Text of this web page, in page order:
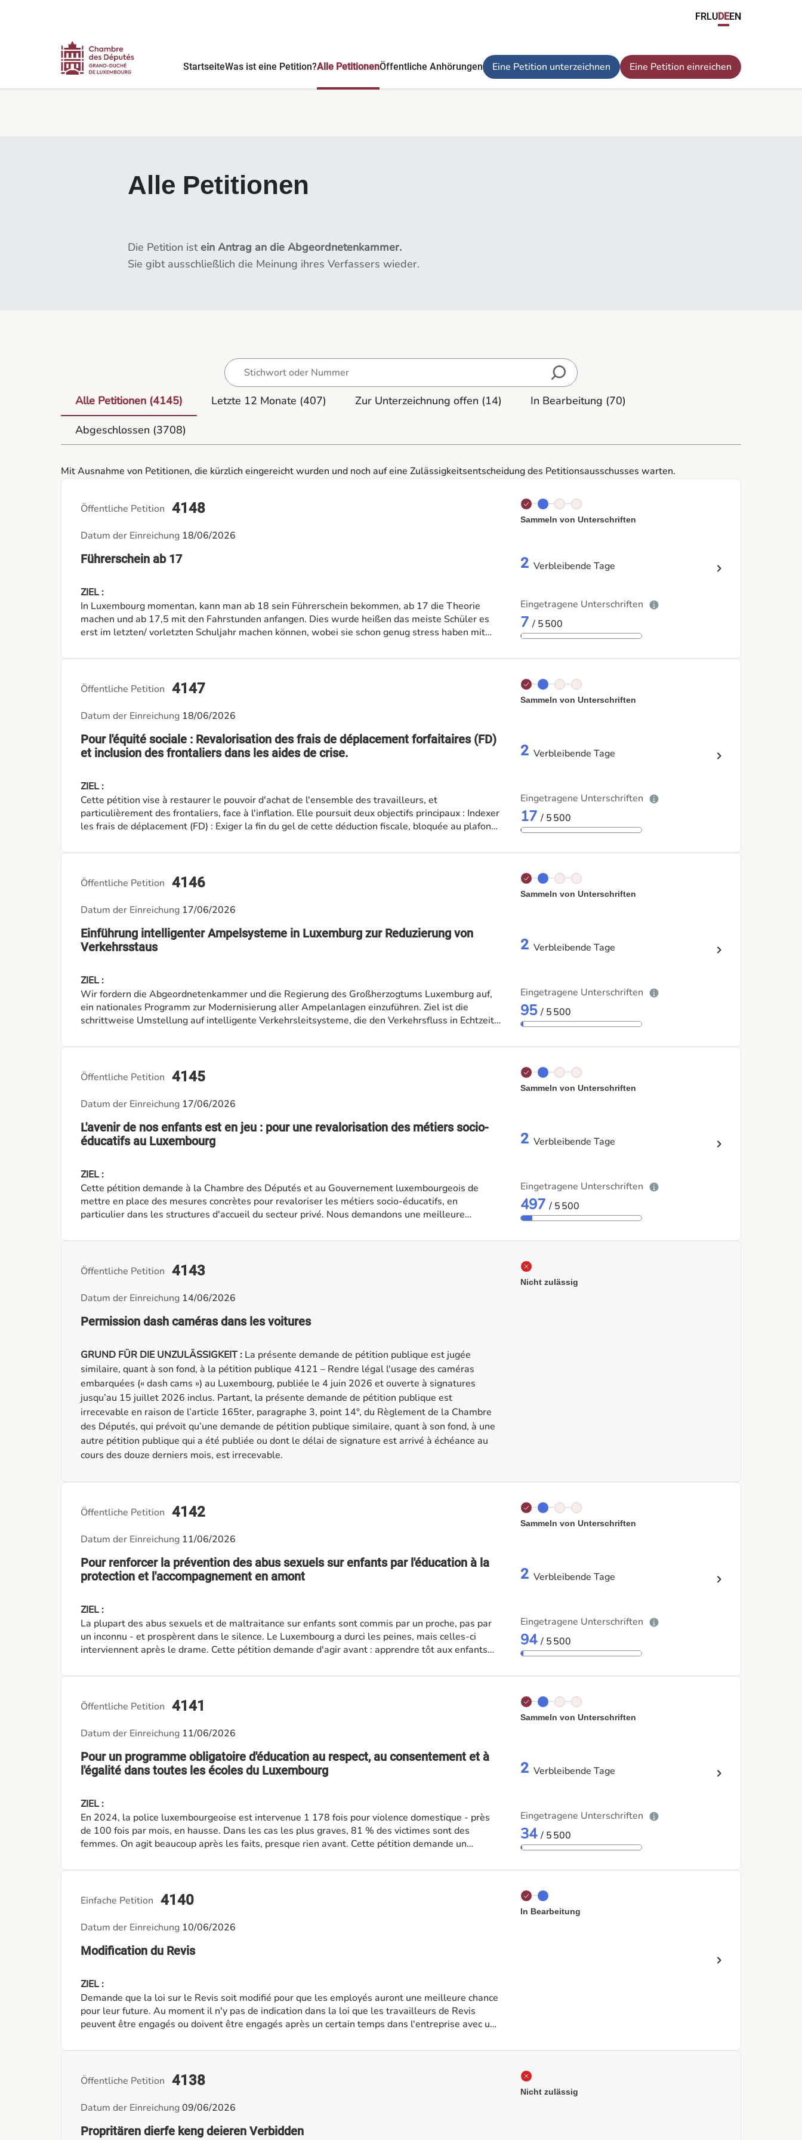
FRLUDEEN
StartseiteWas ist eine Petition?Alle PetitionenÖffentliche Anhörungen Eine Petition unterzeichnen Eine Petition einreichen
Alle Petitionen
Die Petition istein Antrag an die Abgeordnetenkammer.
Sie gibt ausschließlich die Meinung ihres Verfassers wieder.
Alle Petitionen (4145) Letzte 12 Monate (407) Zur Unterzeichnung offen (14) In Bearbeitung (70)
Abgeschlossen (3708)
Mit Ausnahme von Petitionen, die kürzlich eingereicht wurden und noch auf eine Zulässigkeitsentscheidung des Petitionsausschusses warten.
Führerschein ab 17
Öffentliche Petition 4148
Datum der Einreichung 18/06/2026
ZIEL :
In Luxembourg momentan, kann man ab 18 sein Führerschein bekommen, ab 17 die Theorie
machen und ab 17,5 mit den Fahrstunden anfangen. Dies wurde heißen das meiste Schüler es
erst im letzten/ vorletzten Schuljahr machen können, wobei sie schon genug stress haben mit
und könnte die Schüler eine Chance geben bessere Noten zu bekommen.
Sammeln von Unterschriften
2 Verbleibende Tage
Eingetragene Unterschriften
7/ 5 500
Pour l'équité sociale : Revalorisation des frais de déplacement forfaitaires (FD)
et inclusion des frontaliers dans les aides de crise.
Öffentliche Petition 4147
Datum der Einreichung 18/06/2026
ZIEL :
Cette pétition vise à restaurer le pouvoir d'achat de l'ensemble des travailleurs, et
particulièrement des frontaliers, face à l'inflation. Elle poursuit deux objectifs principaux : Indexer
les frais de déplacement (FD) : Exiger la fin du gel de cette déduction fiscale, bloquée au plafond
et paient leurs impôts au même titre que les résidents, et demander la mise en place d'un
Sammeln von Unterschriften
2 Verbleibende Tage
Eingetragene Unterschriften
17/ 5 500
Einführung intelligenter Ampelsysteme in Luxemburg zur Reduzierung von
Verkehrsstaus
Öffentliche Petition 4146
Datum der Einreichung 17/06/2026
ZIEL :
Wir fordern die Abgeordnetenkammer und die Regierung des Großherzogtums Luxemburg auf,
ein nationales Programm zur Modernisierung aller Ampelanlagen einzuführen. Ziel ist die
schrittweise Umstellung auf intelligente Verkehrsleitsysteme, die den Verkehrsfluss in Echtzeit
Sammeln von Unterschriften
2 Verbleibende Tage
Eingetragene Unterschriften
95/ 5 500
L'avenir de nos enfants est en jeu : pour une revalorisation des métiers socio-
éducatifs au Luxembourg
Öffentliche Petition 4145
Datum der Einreichung 17/06/2026
ZIEL :
Cette pétition demande à la Chambre des Députés et au Gouvernement luxembourgeois de
mettre en place des mesures concrètes pour revaloriser les métiers socio-éducatifs, en
particulier dans les structures d'accueil du secteur privé. Nous demandons une meilleure
exercées auprès des enfants. Investir dans les professionnels de l'enfance, c'est investir dans
Sammeln von Unterschriften
2 Verbleibende Tage
Eingetragene Unterschriften
497/ 5 500
Permission dash caméras dans les voitures
Öffentliche Petition 4143
Datum der Einreichung 14/06/2026
GRUND FÜR DIE UNZULÄSSIGKEIT : La présente demande de pétition publique est jugée
similaire, quant à son fond, à la pétition publique 4121 – Rendre légal l'usage des caméras
embarquées (« dash cams ») au Luxembourg, publiée le 4 juin 2026 et ouverte à signatures
jusqu’au 15 juillet 2026 inclus. Partant, la présente demande de pétition publique est
irrecevable en raison de l’article 165ter, paragraphe 3, point 14°, du Règlement de la Chambre
des Députés, qui prévoit qu’une demande de pétition publique similaire, quant à son fond, à une
autre pétition publique qui a été publiée ou dont le délai de signature est arrivé à échéance au
cours des douze derniers mois, est irrecevable.
Nicht zulässig
Pour renforcer la prévention des abus sexuels sur enfants par l'éducation à la
protection et l'accompagnement en amont
Öffentliche Petition 4142
Datum der Einreichung 11/06/2026
ZIEL :
La plupart des abus sexuels et de maltraitance sur enfants sont commis par un proche, pas par
un inconnu - et prospèrent dans le silence. Le Luxembourg a durci les peines, mais celles-ci
interviennent après le drame. Cette pétition demande d'agir avant : apprendre tôt aux enfants
Sammeln von Unterschriften
2 Verbleibende Tage
Eingetragene Unterschriften
94/ 5 500
Pour un programme obligatoire d'éducation au respect, au consentement et à
l'égalité dans toutes les écoles du Luxembourg
Öffentliche Petition 4141
Datum der Einreichung 11/06/2026
ZIEL :
En 2024, la police luxembourgeoise est intervenue 1 178 fois pour violence domestique - près
de 100 fois par mois, en hausse. Dans les cas les plus graves, 81 % des victimes sont des
femmes. On agit beaucoup après les faits, presque rien avant. Cette pétition demande un
Sammeln von Unterschriften
2 Verbleibende Tage
Eingetragene Unterschriften
34/ 5 500
Modification du Revis
Einfache Petition 4140
Datum der Einreichung 10/06/2026
ZIEL :
Demande que la loi sur le Revis soit modifié pour que les employés auront une meilleure chance
pour leur future. Au moment il n'y pas de indication dans la loi que les travailleurs de Revis
peuvent être engagés ou doivent être engagés après un certain temps dans l'entreprise avec un
cette loi que tous le personnel qui est engagé plus que 5 année doit être engagé par les
lorsque les propriétaires ne veulent pas louer à des Revis , ils prennent beaucoup de logement
sociaux qui peuvent utilisés pour des personnes en plus situations précaires.
In Bearbeitung
Propritären dierfe keng deieren Verbidden
Öffentliche Petition 4138
Datum der Einreichung09/06/2026
Nicht zulässig